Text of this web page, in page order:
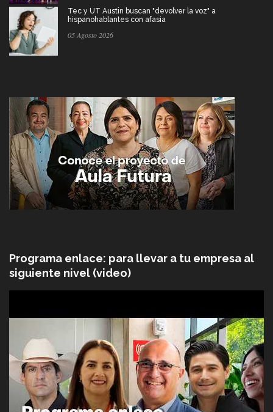
Tec y UT Austin buscan "devolver la voz" a
hispanohablantes con afasia
05 Agosto 2026
Programa enlace: para llevar a tu empresa al
siguiente nivel (video)